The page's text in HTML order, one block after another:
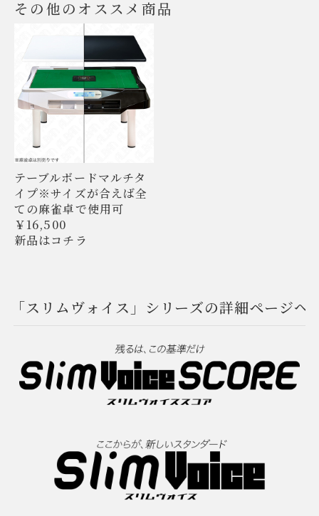
その他のオススメ商品
テーブルボードマルチタ
イプ※サイズが合えば全
ての麻雀卓で使用可
￥16,500
新品はコチラ
「スリムヴォイス」シリーズの詳細ページへ